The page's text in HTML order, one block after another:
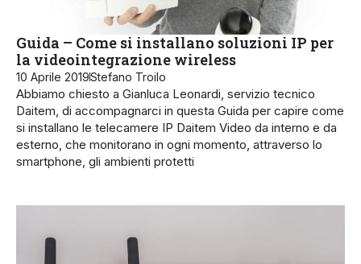
Guida – Come si installano soluzioni IP per
la videointegrazione wireless
10 Aprile 2019Stefano Troilo
Abbiamo chiesto a Gianluca Leonardi, servizio tecnico
Daitem, di accompagnarci in questa Guida per capire come
si installano le telecamere IP Daitem Video da interno e da
esterno, che monitorano in ogni momento, attraverso lo
smartphone, gli ambienti protetti